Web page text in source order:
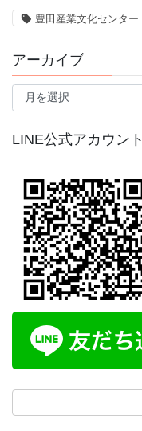
豊田産業文化センター
アーカイブ
ア
イ
LINE公式アカウント